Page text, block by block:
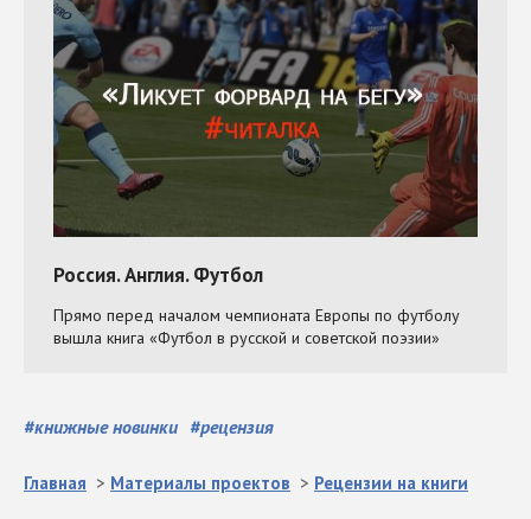
#книжные новинки #рецензия
Главная > Материалы проектов > Рецензии на книги